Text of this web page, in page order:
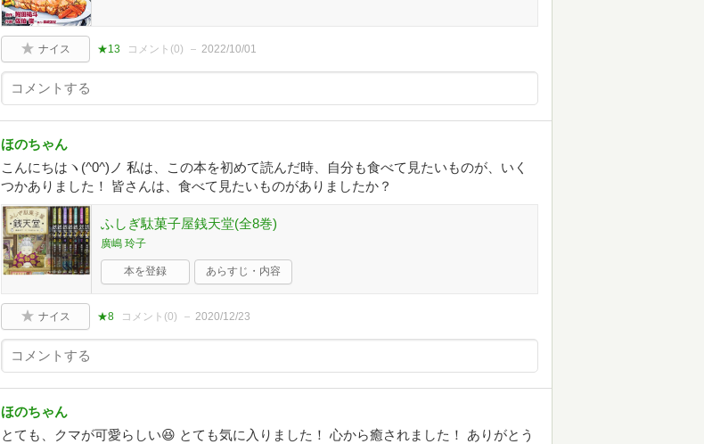
ナイス ★13 コメント(0) 2022/10/01
ほのちゃん
こんにちはヽ(^0^)ノ 私は、この本を初めて読んだ時、自分も食べて見たいものが、いく
つかありました！ 皆さんは、食べて見たいものがありましたか？
ふしぎ駄菓子屋銭天堂(全8巻)
廣嶋 玲子
本を登録 あらすじ・内容
ナイス ★8 コメント(0) 2020/12/23
ほのちゃん
とても、クマが可愛らしい😆 とても気に入りました！ 心から癒されました！ ありがとう